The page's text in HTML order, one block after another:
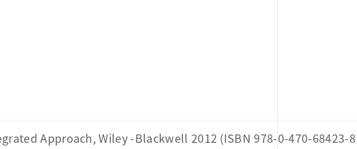
Approach, Wiley -Blackwell 2012 (ISBN 978-0-470-68423-